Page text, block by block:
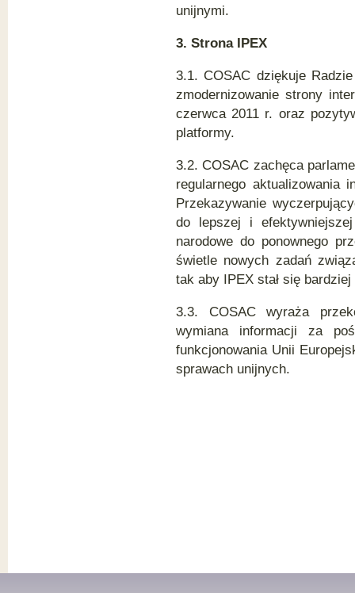
unijnymi.
3. Strona IPEX
3.1. COSAC dziękuje
zmodernizowanie strony
czerwca 2011 r. oraz
platformy.
3.2. COSAC zachęca
regularnego aktualizowania
Przekazywanie
do lepszej i efektywniejszej
narodowe do ponownego
świetle nowych zadań
tak aby IPEX stał się
3.3. COSAC wyraża
wymiana informacji za
funkcjonowania Unii
sprawach unijnych.